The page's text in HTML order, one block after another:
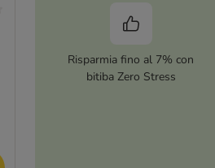
Risparmia fino al 7% con
bitiba Zero Stress